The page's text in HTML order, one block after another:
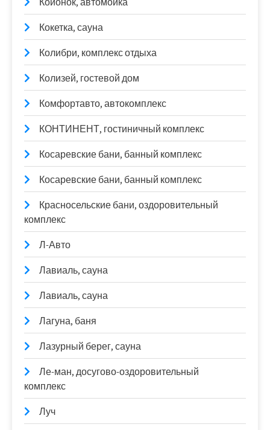
Кокетка, сауна
Колибри, комплекс отдыха
Колизей, гостевой дом
Комфортавто, автокомплекс
КОНТИНЕНТ, гостиничный комплекс
Косаревские бани, банный комплекс
Косаревские бани, банный комплекс
Красносельские бани, оздоровительный
комплекс
Л-Авто
Лавиаль, сауна
Лавиаль, сауна
Лагуна, баня
Лазурный берег, сауна
Ле-ман, досугово-оздоровительный
комплекс
Луч